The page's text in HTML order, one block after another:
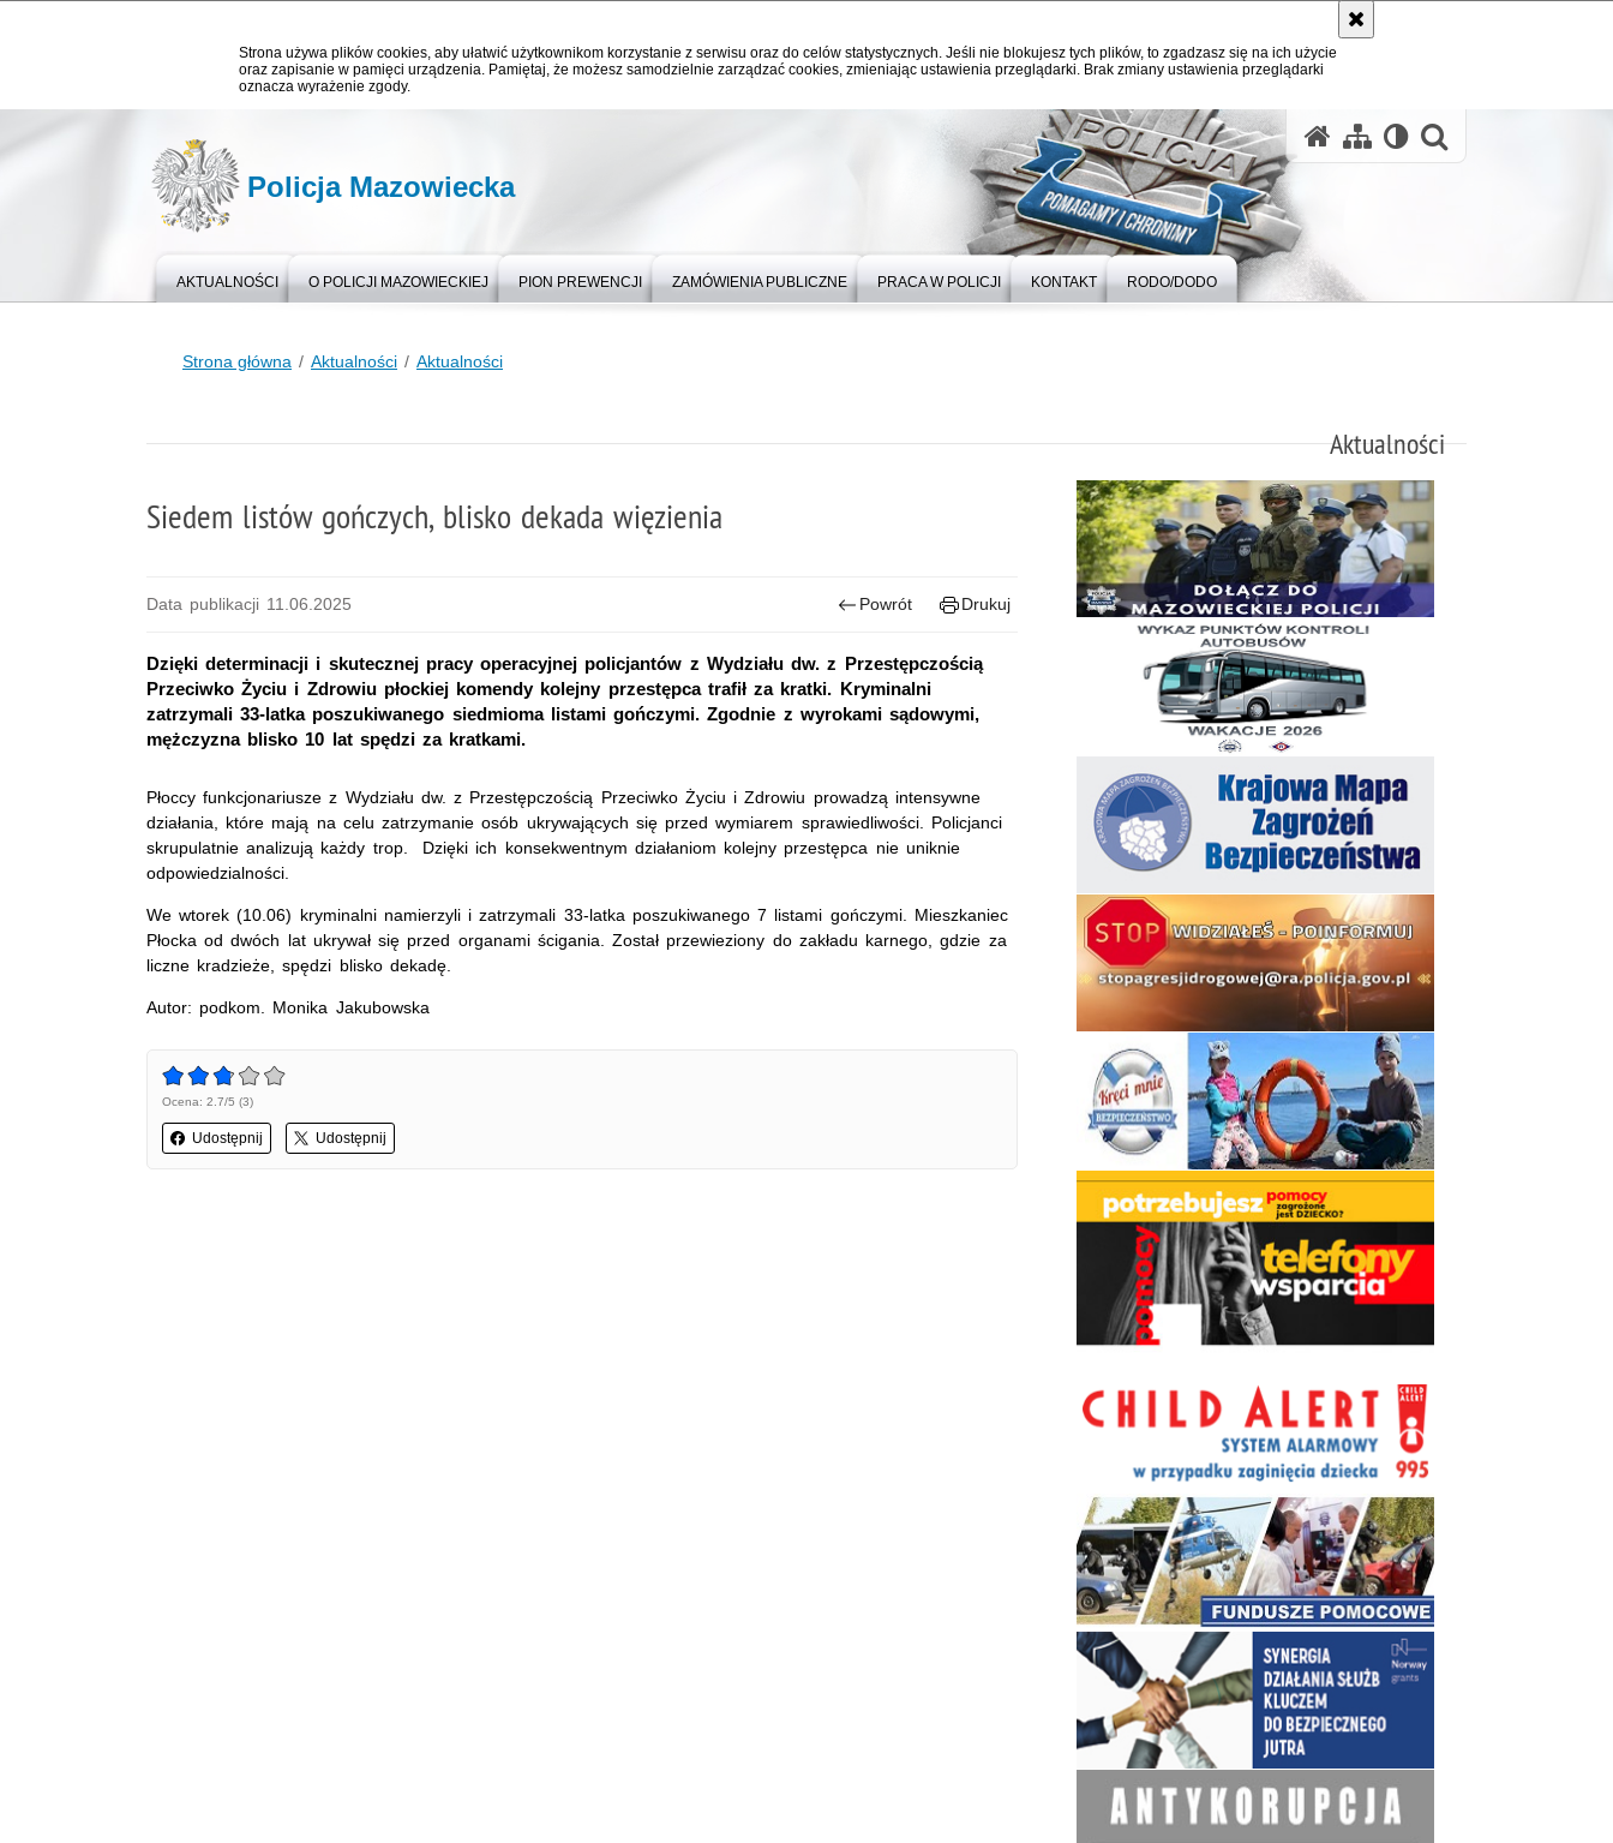
Strona używa plików cookies, aby ułatwić użytkownikom korzystanie z serwisu oraz do celów statystycznych. Jeśli nie blokujesz tych plików, to zgadzasz się na ich użycie
oraz zapisanie w pamięci urządzenia. Pamiętaj, że możesz samodzielnie zarządzać cookies, zmieniając ustawienia przeglądarki. Brak zmiany ustawienia przeglądarki
oznacza wyrażenie zgody.
Policja Mazowiecka
AKTUALNOŚCI O POLICJI MAZOWIECKIEJ PION PREWENCJI ZAMÓWIENIA PUBLICZNE PRACA W POLICJI KONTAKT RODO/DODO
Strona główna Aktualności Aktualności
Aktualności
Siedem listów gończych, blisko dekada więzienia
Data publikacji 11.06.2025 Powrót Drukuj
Dzięki determinacji i skutecznej pracy operacyjnej policjantów z Wydziału dw. z Przestępczością
Przeciwko Życiu i Zdrowiu płockiej komendy kolejny przestępca trafił za kratki. Kryminalni
zatrzymali 33-latka poszukiwanego siedmioma listami gończymi. Zgodnie z wyrokami sądowymi,
mężczyzna blisko 10 lat spędzi za kratkami.
Płoccy funkcjonariusze z Wydziału dw. z Przestępczością Przeciwko Życiu i Zdrowiu prowadzą intensywne
działania, które mają na celu zatrzymanie osób ukrywających się przed wymiarem sprawiedliwości. Policjanci
skrupulatnie analizują każdy trop. Dzięki ich konsekwentnym działaniom kolejny przestępca nie uniknie
odpowiedzialności.
We wtorek (10.06) kryminalni namierzyli i zatrzymali 33-latka poszukiwanego 7 listami gończymi. Mieszkaniec
Płocka od dwóch lat ukrywał się przed organami ścigania. Został przewieziony do zakładu karnego, gdzie za
liczne kradzieże, spędzi blisko dekadę.
Autor: podkom. Monika Jakubowska
Ocena: 2.7/5 (3)
Udostępnij Udostępnij